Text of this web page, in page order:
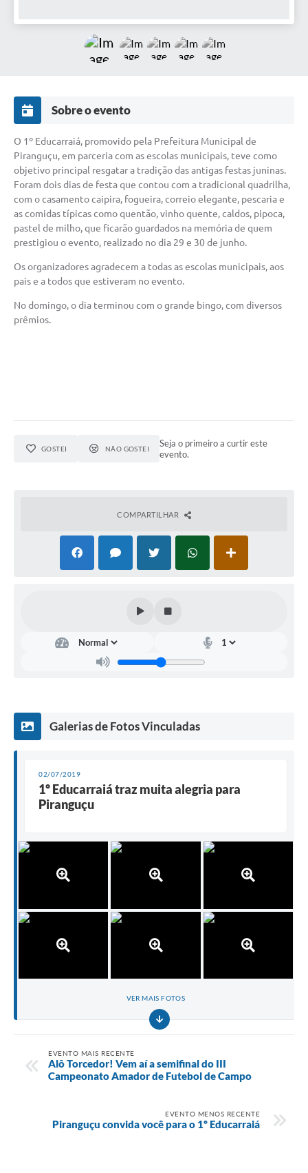
Sobre o evento
O 1º Educarraiá, promovido pela Prefeitura Municipal de
Piranguçu, em parceria com as escolas municipais, teve como
objetivo principal resgatar a tradição das antigas festas juninas.
Foram dois dias de festa que contou com a tradicional quadrilha,
com o casamento caipira, fogueira, correio elegante, pescaria e
as comidas típicas como quentão, vinho quente, caldos, pipoca,
pastel de milho, que ficarão guardados na memória de quem
prestigiou o evento, realizado no dia 29 e 30 de junho.
Os organizadores agradecem a todas as escolas municipais, aos
pais e a todos que estiveram no evento.
No domingo, o dia terminou com o grande bingo, com diversos
prêmios.
GOSTEI NÃO GOSTEI
Seja o primeiro a curtir este
evento.
COMPARTILHAR
Galerias de Fotos Vinculadas
02/07/2019
1º Educarraiá traz muita alegria para
Piranguçu
VER MAIS FOTOS
EVENTO MAIS RECENTE
Alô Torcedor! Vem aí a semifinal do III
Campeonato Amador de Futebol de Campo
EVENTO MENOS RECENTE
Piranguçu convida você para o 1º Educarraiá